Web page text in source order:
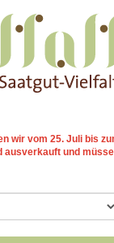
wir vom 25. Juli bis
ausverkauft und